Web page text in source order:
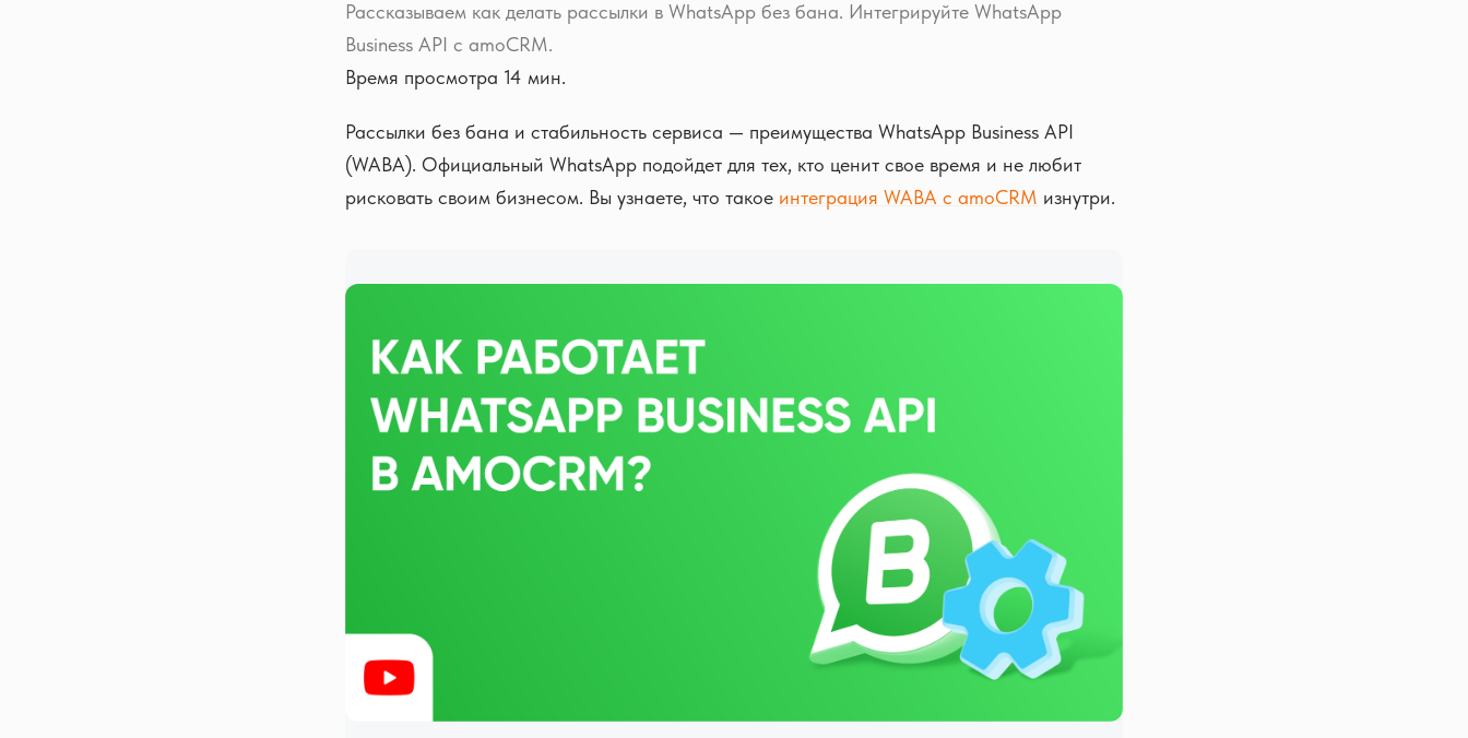
Рассказываем как делать рассылки в WhatsApp без бана. Интегрируйте WhatsApp
Business API с amoCRM.
Время просмотра 14 мин.
Рассылки без бана и стабильность сервиса — преимущества WhatsApp Business API
(WABA). Официальный WhatsApp подойдет для тех, кто ценит свое время и не любит
рисковать своим бизнесом. Вы узнаете, что такое интеграция WABA с amoCRM изнутри.